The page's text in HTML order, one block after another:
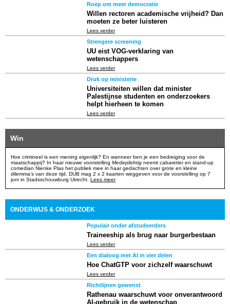
Roep om meer democratie
Willen rectoren academische vrijheid? Dan
moeten ze beter luisteren
Lees verder
Strengere screening
UU eist VOG-verklaring van
wetenschappers
Lees verder
Druk op ministerie
Universiteiten willen dat minister
Palestijnse studenten en onderzoekers
helpt hierheen te komen
Lees verder
Win
Hoe crimineel is een mening eigenlijk? En wanneer ben je een bedreiging voor de
maatschappij? In haar nieuwe voorstelling Medeplichtig neemt cabaretier en stand-up
comedian Nienke Plas het publiek mee in haar gedachten over grote en kleine
dilemma’s van deze tijd. DUB mag 2 x 2 kaarten weggeven voor de voorstelling op 7
juni in Stadsschouwburg Utrecht. Lees meer
ONDERWIJS & ONDERZOEK
Populair onder afstudeerders
Traineeship als brug naar burgerbestaan
Lees verder
Een dialoog met AI in vier delen
Hoe ChatGTP voor zichzelf waarschuwt
Lees verder
Richtlijnen gewenst
Rathenau waarschuwt voor onverantwoord
AI-gebruik in de wetenschap